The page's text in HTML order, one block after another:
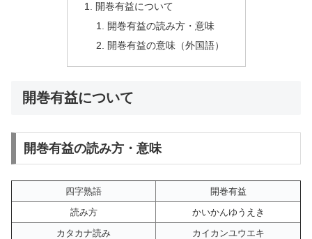
開巻有益について
開巻有益の読み方・意味
開巻有益の意味（外国語）
開巻有益について
開巻有益の読み方・意味
四字熟語
開巻有益
読み方
かいかんゆうえき
カタカナ読み
カイカンユウエキ